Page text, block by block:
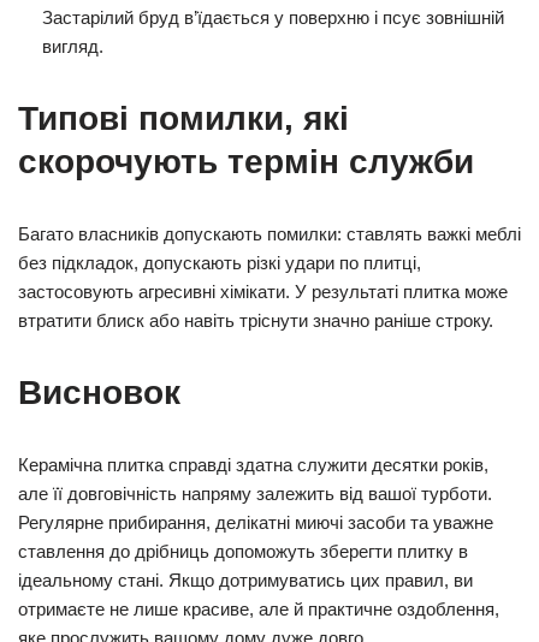
Застарілий бруд в’їдається у поверхню і псує зовнішній
вигляд.
Типові помилки, які
скорочують термін служби
Багато власників допускають помилки: ставлять важкі меблі
без підкладок, допускають різкі удари по плитці,
застосовують агресивні хімікати. У результаті плитка може
втратити блиск або навіть тріснути значно раніше строку.
Висновок
Керамічна плитка справді здатна служити десятки років,
але її довговічність напряму залежить від вашої турботи.
Регулярне прибирання, делікатні миючі засоби та уважне
ставлення до дрібниць допоможуть зберегти плитку в
ідеальному стані. Якщо дотримуватись цих правил, ви
отримаєте не лише красиве, але й практичне оздоблення,
яке прослужить вашому дому дуже довго.